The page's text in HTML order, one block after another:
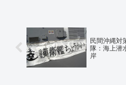
ィア誤報の放置および行政の不作
為に対する責任追及と再発防...
っ...
民間沖縄対
隊：海上潜
岸